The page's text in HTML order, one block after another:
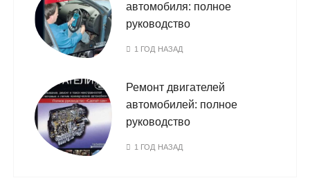
автомобиля: полное
руководство
1 ГОД НАЗАД
Ремонт двигателей
автомобилей: полное
руководство
1 ГОД НАЗАД